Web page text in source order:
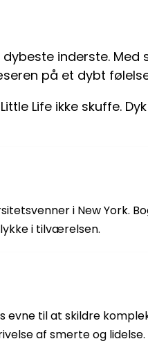
inderste. Med
på et dybt
Life ikke skuffe.
i New York.
i tilværelsen.
til at skildre
af smerte og lidelse.